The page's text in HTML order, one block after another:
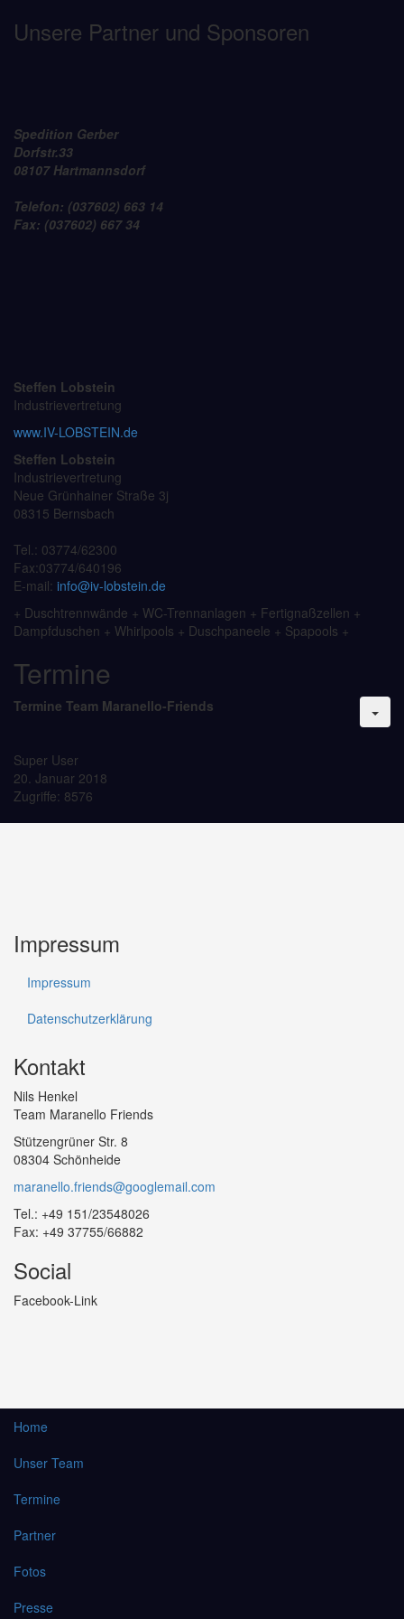
Unsere Partner und Sponsoren
Spedition Gerber
Dorfstr.33
08107 Hartmannsdorf
Telefon: (037602) 663 14
Fax: (037602) 667 34
Steffen Lobstein
Industrievertretung
www.IV-LOBSTEIN.de
Steffen Lobstein
Industrievertretung
Neue Grünhainer Straße 3j
08315 Bernsbach
Tel.: 03774/62300
Fax:03774/640196
E-mail: info@iv-lobstein.de
+ Duschtrennwände + WC-Trennanlagen + Fertignaßzellen +
Dampfduschen + Whirlpools + Duschpaneele + Spapools +
Termine
Termine Team Maranello-Friends
Super User
20. Januar 2018
Zugriffe: 8576
Impressum
Impressum
Datenschutzerklärung
Kontakt
Nils Henkel
Team Maranello Friends
Stützengrüner Str. 8
08304 Schönheide
maranello.friends@googlemail.com
Tel.: +49 151/23548026
Fax: +49 37755/66882
Social
Facebook-Link
Home
Unser Team
Termine
Partner
Fotos
Presse